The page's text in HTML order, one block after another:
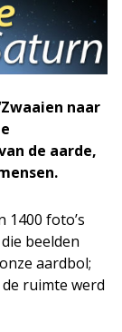
naar
de aarde,
1400 foto’s
beelden
aardbol;
ruimte werd